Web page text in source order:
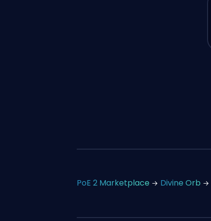
PoE 2 Marketplace Divine Orb